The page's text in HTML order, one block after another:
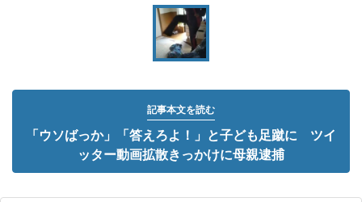
記事本文を読む
「ウソばっか」「答えろよ！」と子ども足蹴に ツイ
ッター動画拡散きっかけに母親逮捕